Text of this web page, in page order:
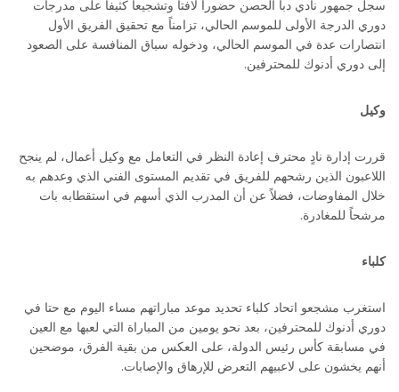
سجل جمهور نادي دبا الحصن حضوراً لافتاً وتشجيعاً كثيفاً على مدرجات
دوري الدرجة الأولى للموسم الحالي، تزامناً مع تحقيق الفريق الأول
انتصارات عدة في الموسم الحالي، ودخوله سباق المنافسة على الصعود
إلى دوري أدنوك للمحترفين.
وكيل
قررت إدارة نادٍ محترف إعادة النظر في التعامل مع وكيل أعمال، لم ينجح
اللاعبون الذين رشحهم للفريق في تقديم المستوى الفني الذي وعدهم به
خلال المفاوضات، فضلاً عن أن المدرب الذي أسهم في استقطابه بات
مرشحاً للمغادرة.
كلباء
استغرب مشجعو اتحاد كلباء تحديد موعد مباراتهم مساء اليوم مع حتا في
دوري أدنوك للمحترفين، بعد نحو يومين من المباراة التي لعبها مع العين
في مسابقة كأس رئيس الدولة، على العكس من بقية الفرق، موضحين
أنهم يخشون على لاعبيهم التعرض للإرهاق والإصابات.